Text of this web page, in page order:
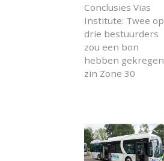
Conclusies Vias
Institute: Twee op
drie bestuurders
zou een bon
hebben gekregen
zin Zone 30